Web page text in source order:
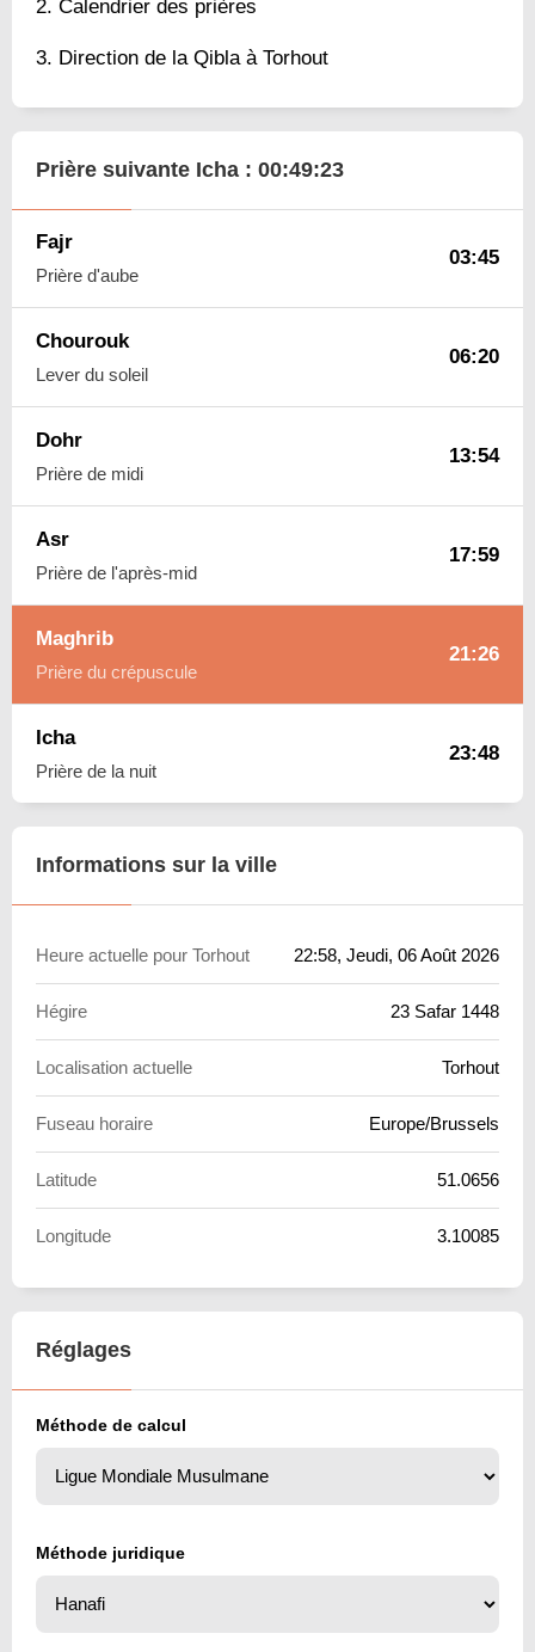
Calendrier des prières
Direction de la Qibla à Torhout
Prière suivante Icha : 00:49:22
Fajr
Prière d'aube
03:45
Chourouk
Lever du soleil
06:20
Dohr
Prière de midi
13:54
Asr
Prière de l'après-mid
17:59
Maghrib
Prière du crépuscule
21:26
Icha
Prière de la nuit
23:48
Informations sur la ville
Heure actuelle pour Torhout 22:58, Jeudi, 06 Août 2026
Hégire 23 Safar 1448
Localisation actuelle Torhout
Fuseau horaire Europe/Brussels
Latitude 51.0656
Longitude 3.10085
Réglages
Méthode de calcul
Méthode juridique